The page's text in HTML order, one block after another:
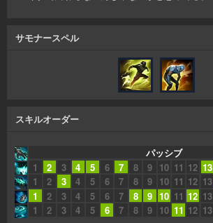
サモナースペル
スキルオーダー
パッシブ
1
2 3 4 5 6 7 8 9 10 11 12 13
1
2 3 4 5 6 7 8 9 10 11 12 13
1
2 3 4 5 6 7 8 9 10 11 12 13
1
2 3 4 5 6 7 8 9 10 11 12 13